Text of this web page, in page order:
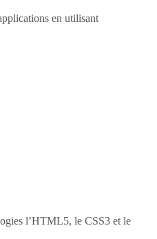
en utilisant
l’HTML5, le CSS3 et le